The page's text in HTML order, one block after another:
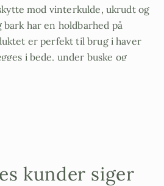
mod vinterkulde, ukrudt og
har en holdbarhed på
er perfekt til brug i haver
i bede, under buske og
og i Krukker.
kunder siger